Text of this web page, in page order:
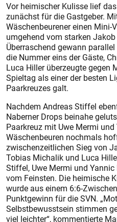
Vor heimischer Kulisse lief
zunächst für die Gastgeber.
Wäschenbeurener einen Mini-
umgehend vom starken
Überraschend gewann
die Nummer eins der Gäste,
Luca Hiller überzeugte gegen
Spieltag als einer der besten
Paarkreuzes galt.
Nachdem Andreas Stiffel
Naberner Drops beinahe
Paarkreuz mit Uwe Mermi
Wäschenbeuren nochmals
zwischenzeitlichen Sieg von
Tobias Michalik und Luca
Stiffel, Uwe Mermi und
vom Feinsten. Die heimische
wurde aus einem 6:6-
Punktgewinn für die SVN.
Selbstbewusstsein stimmen
viel leichter“, kommentierte